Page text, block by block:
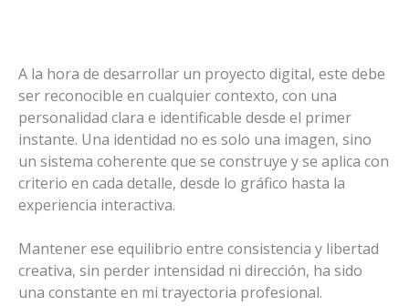
A la hora de desarrollar un proyecto digital, este debe
ser reconocible en cualquier contexto, con una
personalidad clara e identificable desde el primer
instante. Una identidad no es solo una imagen, sino
un sistema coherente que se construye y se aplica con
criterio en cada detalle, desde lo gráfico hasta la
experiencia interactiva.
Mantener ese equilibrio entre consistencia y libertad
creativa, sin perder intensidad ni dirección, ha sido
una constante en mi trayectoria profesional.